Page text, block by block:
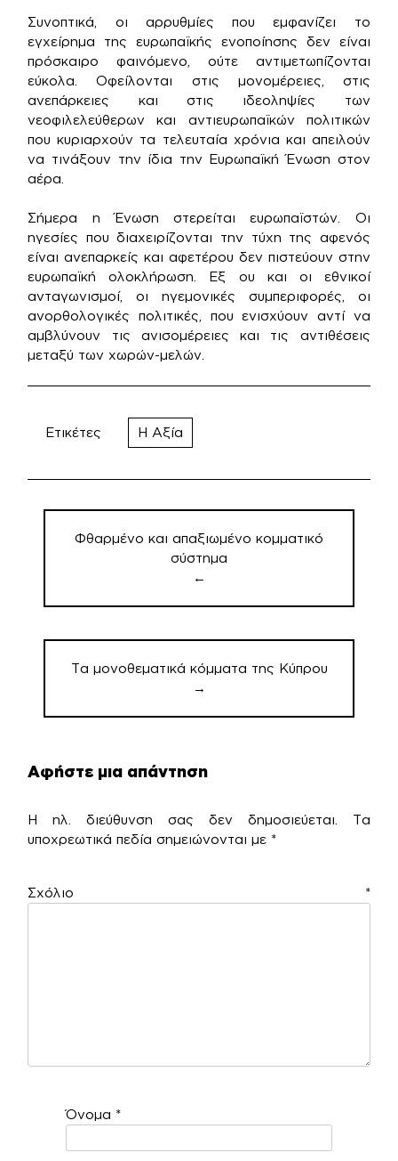
Συνοπτικά, οι αρρυθμίες που εμφανίζει το
εγχείρημα της ευρωπαϊκής ενοποίησης δεν είναι
πρόσκαιρο φαινόμενο, ούτε αντιμετωπίζονται
εύκολα. Οφείλονται στις μονομέρειες, στις
ανεπάρκειες και στις ιδεοληψίες των
νεοφιλελεύθερων και αντιευρωπαϊκών πολιτικών
που κυριαρχούν τα τελευταία χρόνια και απειλούν
να τινάξουν την ίδια την Ευρωπαϊκή Ένωση στον
αέρα.
Σήμερα η Ένωση στερείται ευρωπαϊστών. Οι
ηγεσίες που διαχειρίζονται την τύχη της αφενός
είναι ανεπαρκείς και αφετέρου δεν πιστεύουν στην
ευρωπαϊκή ολοκλήρωση. Εξ ου και οι εθνικοί
ανταγωνισμοί, οι ηγεμονικές συμπεριφορές, οι
ανορθολογικές πολιτικές, που ενισχύουν αντί να
αμβλύνουν τις ανισομέρειες και τις αντιθέσεις
μεταξύ των χωρών-μελών.
Ετικέτες Η Αξία
Πλοήγηση
άρθρωνΦθαρμένο και απαξιωμένο κομματικό
σύστημα
←
Τα μονοθεματικά κόμματα της Κύπρου
→
Αφήστε μια απάντηση
Η ηλ. διεύθυνση σας δεν δημοσιεύεται.
Τα
υποχρεωτικά πεδία σημειώνονται με *
Σχόλιο *
Όνομα *